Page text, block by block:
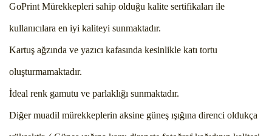
GoPrint Mürekkepleri sahip olduğu kalite sertifikaları ile
kullanıcılara en iyi kaliteyi sunmaktadır.
Kartuş ağzında ve yazıcı kafasında kesinlikle katı tortu
oluşturmamaktadır.
İdeal renk gamutu ve parlaklığı sunmaktadır.
Diğer muadil mürekkeplerin aksine güneş ışığına direnci oldukça